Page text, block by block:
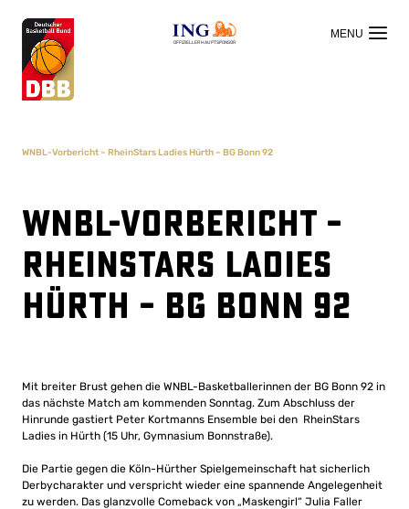
OFFIZIELLER HAUPTSPONSOR
WNBL-Vorbericht – RheinStars Ladies Hürth – BG Bonn 92
WNBL-Vorbericht –
RheinStars Ladies
Hürth – BG Bonn 92
Mit breiter Brust gehen die WNBL-Basketballerinnen der BG Bonn 92 in
das nächste Match am kommenden Sonntag. Zum Abschluss der
Hinrunde gastiert Peter Kortmanns Ensemble bei den RheinStars
Ladies in Hürth (15 Uhr, Gymnasium Bonnstraße).
Die Partie gegen die Köln-Hürther Spielgemeinschaft hat sicherlich
Derbycharakter und verspricht wieder eine spannende Angelegenheit
zu werden. Das glanzvolle Comeback von „Maskengirl“ Julia Faller